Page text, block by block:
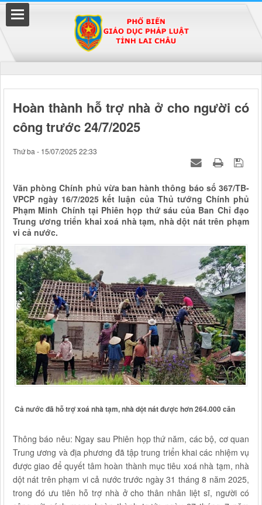
Hoàn thành hỗ trợ nhà ở cho người có
công trước 24/7/2025
Thứ ba - 15/07/2025 22:33
Văn phòng Chính phủ vừa ban hành thông báo số 367/TB-
VPCP ngày 16/7/2025 kết luận của Thủ tướng Chính phủ
Phạm Minh Chính tại Phiên họp thứ sáu của Ban Chỉ đạo
Trung ương triển khai xoá nhà tạm, nhà dột nát trên phạm
vi cả nước.
Cả nước đã hỗ trợ xoá nhà tạm, nhà dột nát được hơn 264.000 căn
Thông báo nêu: Ngay sau Phiên họp thứ năm, các bộ, cơ quan
Trung ương và địa phương đã tập trung triển khai các nhiệm vụ
được giao để quyết tâm hoàn thành mục tiêu xoá nhà tạm, nhà
dột nát trên phạm vi cả nước trước ngày 31 tháng 8 năm 2025,
trong đó ưu tiên hỗ trợ nhà ở cho thân nhân liệt sĩ, người có
Đã kết nối EMC